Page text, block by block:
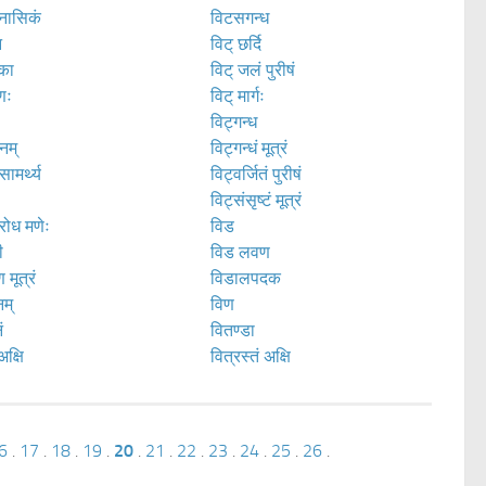
मणेः
मूत्रं
विटसगन्ध
विट् छर्दि
विट् जलं पुरीषं
विट् मार्गः
विट्गन्ध
विट्गन्धं मूत्रं
विट्वर्जितं पुरीषं
विट्संसृष्टं मूत्रं
विड
विड लवण
विडालपदक
विण
वितण्डा
वित्रस्तं अक्षि
. 17 . 18 . 19 . 20 . 21 . 22 . 23 . 24 . 25 . 26 .